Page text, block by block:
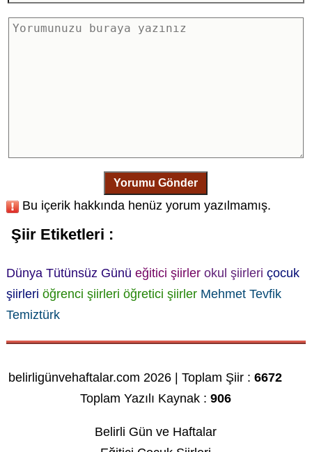
Yorumu Gönder
Bu içerik hakkında henüz yorum yazılmamış.
Şiir Etiketleri :
Dünya Tütünsüz Günü eğitici şiirler okul şiirleri çocuk
şiirleri öğrenci şiirleri öğretici şiirler Mehmet Tevfik
Temiztürk
belirligünvehaftalar.com 2026 | Toplam Şiir :6672
Toplam Yazılı Kaynak :906
Belirli Gün ve Haftalar